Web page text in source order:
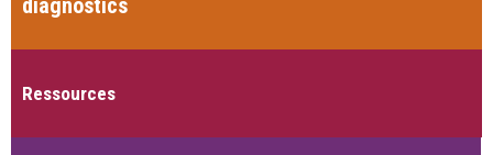
diagnostics
Ressources